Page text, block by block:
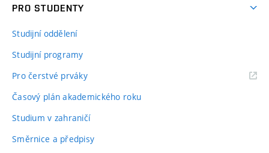
PRO STUDENTY
Studijní oddělení
Studijní programy
Pro čerstvé prváky
Časový plán akademického roku
Studium v zahraničí
Směrnice a předpisy